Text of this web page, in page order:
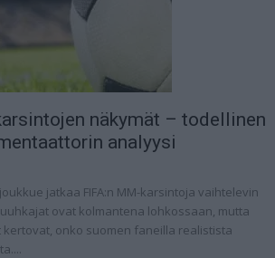
näkymät – todellinen
analyysi
jatkaa FIFA:n MM-karsintoja vaihtelevin
ovat kolmantena lohkossaan, mutta
onko suomen faneilla realistista